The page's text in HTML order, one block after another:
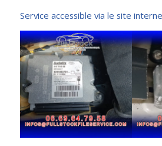
Service accessible via le site